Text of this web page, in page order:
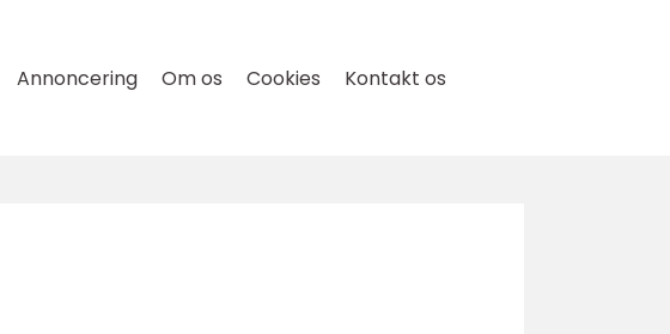
Annoncering Om os Cookies Kontakt os